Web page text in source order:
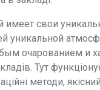
имеет свои
уникальной
очарованием и
Тут
методи,